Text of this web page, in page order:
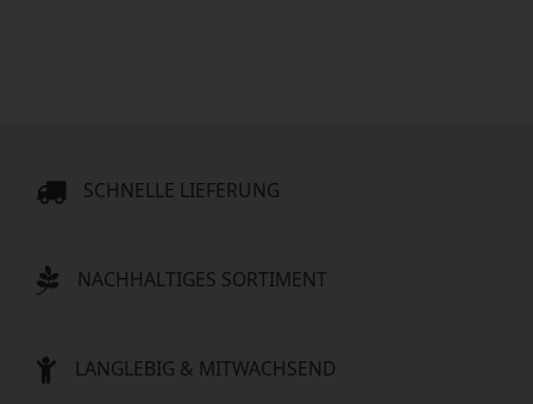
SCHNELLE LIEFERUNG
NACHHALTIGES SORTIMENT
LANGLEBIG & MITWACHSEND